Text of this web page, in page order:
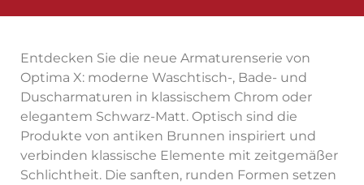
Entdecken Sie die neue Armaturenserie von
Optima X: moderne Waschtisch-, Bade- und
Duscharmaturen in klassischem Chrom oder
elegantem Schwarz-Matt. Optisch sind die
Produkte von antiken Brunnen inspiriert und
verbinden klassische Elemente mit zeitgemäßer
Schlichtheit. Die sanften, runden Formen setzen